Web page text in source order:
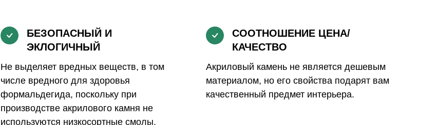
БЕЗОПАСНЫЙ И
ЭКЛОГИЧНЫЙ
Не выделяет вредных веществ, в том
числе вредного для здоровья
формальдегида, поскольку при
производстве акрилового камня не
используются низкосортные смолы.
СООТНОШЕНИЕ ЦЕНА/
КАЧЕСТВО
Акриловый камень не является дешевым
материалом, но его свойства подарят вам
качественный предмет интерьера.